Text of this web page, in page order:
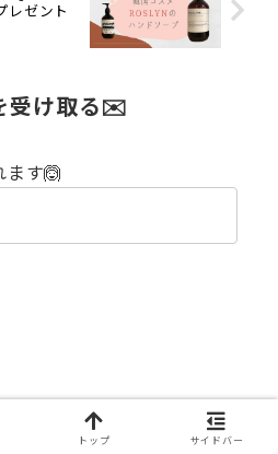
レゼント
受け取る✉️
ます🙆
トップ サイドバー